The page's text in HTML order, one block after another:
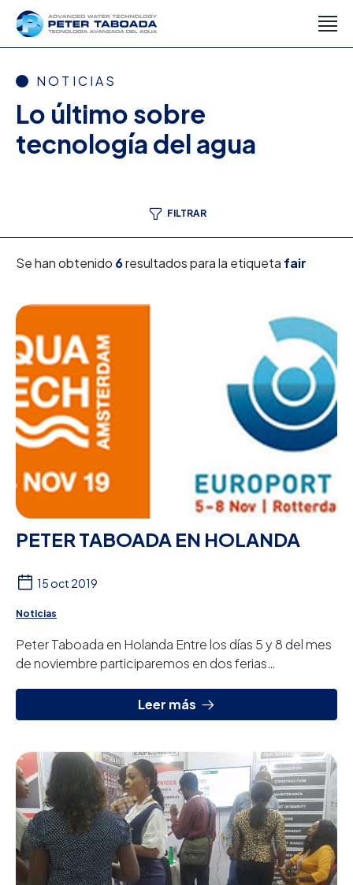
NOTICIAS
Lo último sobre
tecnología del agua
FILTRAR
Se han obtenido 6resultados para la etiqueta fair
PETER TABOADA EN HOLANDA
15 oct 2019
Noticias
Peter Taboada en Holanda Entre los días 5 y 8 del mes
de noviembre participaremos en dos ferias
Leer más